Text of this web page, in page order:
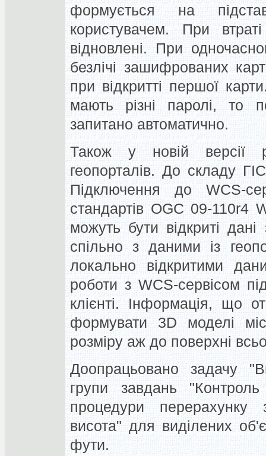
формується на
користувачем. При
відновлені. При
безлічі зашифрованих
при відкритті першої
мають різні паролі, то
запитано автоматично.
Також у новій версії
геопорталів. До складу
Підключення до WСS-
стандартів OGC 09-110r4
можуть бути відкриті
спільно з даними із
локально відкритими
роботи з WСS-сервісом
клієнті. Інформація, що
формувати 3D моделі
розміру аж до поверхні
Доопрацьовано задачу
групи завдань
процедури перерахунку
висота" для виділених
фути.